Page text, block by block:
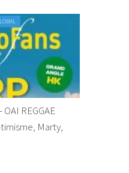
OAI REGGAE
Marty,